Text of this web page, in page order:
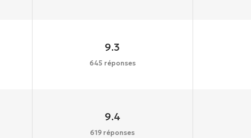
9.3
645 réponses
9.4
619 réponses